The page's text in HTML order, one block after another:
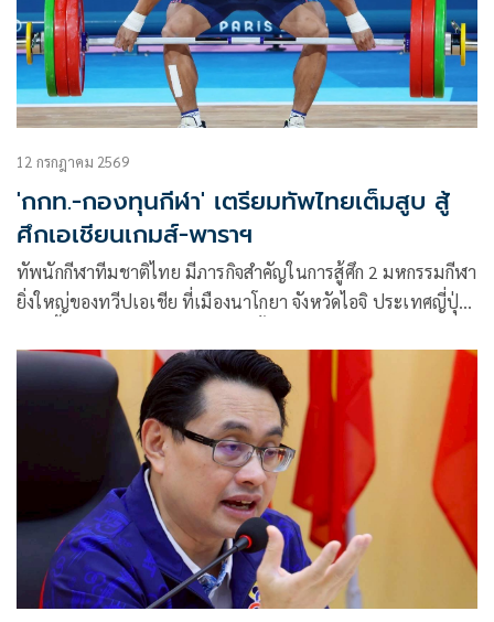
12 กรกฎาคม 2569
'กกท.-กองทุนกีฬา' เตรียมทัพไทยเต็มสูบ สู้
ศึกเอเชียนเกมส์-พาราฯ
ทัพนักกีฬาทีมชาติไทย มีภารกิจสำคัญในการสู้ศึก 2 มหกรรมกีฬา
ยิ่งใหญ่ของทวีปเอเชีย ที่เมืองนาโกยา จังหวัดไอจิ ประเทศญี่ปุ่น
ตุลาคม 2569 และกีฬาเอเชียนพาราเกมส์ ครั้งที่ 5 วันที่ 18 – 24
ตุลาคม 2569